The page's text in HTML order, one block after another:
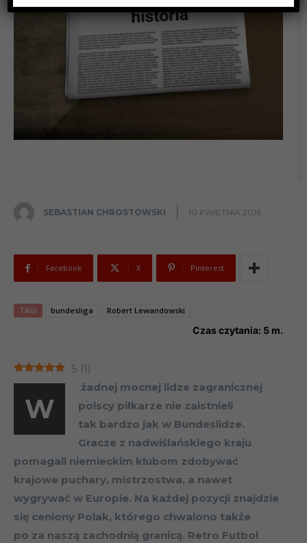
SEBASTIAN CHROSTOWSKI 10 KWIETNIA 2016
Facebook X Pinterest
TAGI bundesliga Robert Lewandowski
Czas czytania: 5 m.
5 (1)
W
żadnej mocnej lidze zagranicznej
polscy piłkarze nie zaistnieli
tak bardzo jak w Bundeslidze.
Gracze z nadwiślańskiego kraju
pomagali niemieckim klubom zdobywać
krajowe puchary, mistrzostwa, a nawet
wygrywać w Europie. Na każdej pozycji znajdzie
się ceniony Polak, którego chwalono także
po za naszą zachodnią granicą. Retro Futbol